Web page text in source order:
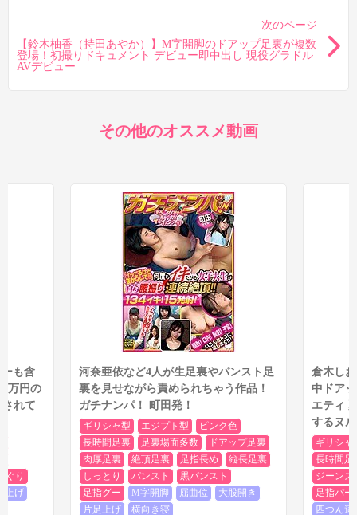
次のページ
【鈴木柚香（持田あやか）】M字開脚のドアップ足裏が複数
登場！初撮りドキュメント デビュー即中出し 現役グラドル
AVデビュー
その他のオススメ動画
も含
万円の
れて
ぐり
上げ
河奈亜依など4人が生足裏やパンスト足
裏を見せながら責められちゃう作品！
ガチナンパ！ 町田発！
ギリシャ型 エジプト型
ピンク色
長時間足裏
足裏場面多数
ドアップ足裏
肉厚足裏
絶頂足裏 足指長め
縦長足裏
しっとり
パンスト
黒パンスト
足指グー
M字開脚 屈曲位
大股開き
片足上げ
横向き寝
倉木し
中ドア
エティ
するヌ
ギリシャ
長時間足
ジーンズ
足指パー
四つん這